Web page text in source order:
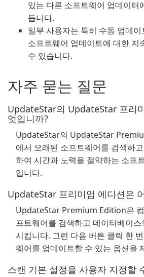
있는 다른 소프트웨어 업데이터
듭니다.
일부 사용자는 특히 수동 업데
소프트웨어 업데이트에 대한 지
수 있습니다.
자주 묻는 질문
UpdateStar의 UpdateStar 프리
엇입니까?
UpdateStar의 UpdateStar
에서 오래된 소프트웨어를 검색하
하여 시간과 노력을 절약하는 소프
입니다.
UpdateStar 프리미엄 에디션은
UpdateStar Premium Edition은
프트웨어를 검색하고 데이터베이
시킵니다. 그런 다음 버튼 클릭 한
웨어를 업데이트할 수 있는 옵션을
스캔 기본 설정을 사용자 지정할